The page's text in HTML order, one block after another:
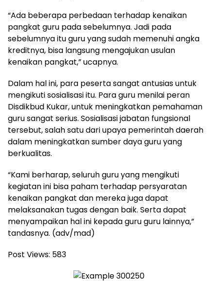
“Ada beberapa perbedaan terhadap kenaikan
pangkat guru pada sebelumnya. Jadi pada
sebelumnya itu guru yang sudah memenuhi angka
kreditnya, bisa langsung mengajukan usulan
kenaikan pangkat,” ucapnya.
Dalam hal ini, para peserta sangat antusias untuk
mengikuti sosialisasi itu. Para guru menilai peran
Disdikbud Kukar, untuk meningkatkan pemahaman
guru sangat serius. Sosialisasi jabatan fungsional
tersebut, salah satu dari upaya pemerintah daerah
dalam meningkatkan sumber daya guru yang
berkualitas.
“Kami berharap, seluruh guru yang mengikuti
kegiatan ini bisa paham terhadap persyaratan
kenaikan pangkat dan mereka juga dapat
melaksanakan tugas dengan baik. Serta dapat
menyampaikan hal ini kepada guru guru lainnya,”
tandasnya. (adv/mad)
Post Views: 583